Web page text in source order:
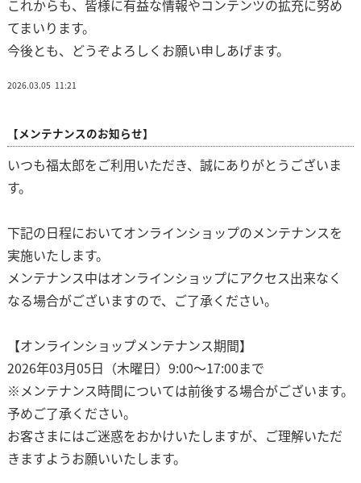
これからも、皆様に有益な情報やコンテンツの拡充に努め
てまいります。
今後とも、どうぞよろしくお願い申しあげます。
2026.03.05 11:21
【メンテナンスのお知らせ】
いつも福太郎をご利用いただき、誠にありがとうございま
す。
下記の日程においてオンラインショップのメンテナンスを
実施いたします。
メンテナンス中はオンラインショップにアクセス出来なく
なる場合がございますので、ご了承ください。
【オンラインショップメンテナンス期間】
2026年03月05日（木曜日）9:00～17:00まで
※メンテナンス時間については前後する場合がございます。
予めご了承ください。
お客さまにはご迷惑をおかけいたしますが、ご理解いただ
きますようお願いいたします。